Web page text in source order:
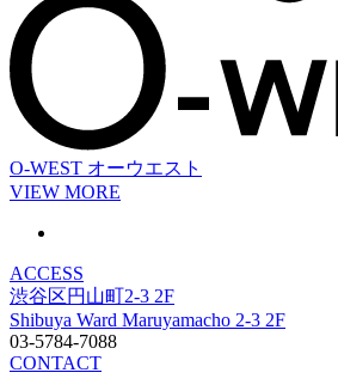
O-WEST オーウエスト
VIEW MORE
ACCESS
渋谷区円山町2-3 2F
Shibuya Ward Maruyamacho 2-3 2F
03-5784-7088
CONTACT